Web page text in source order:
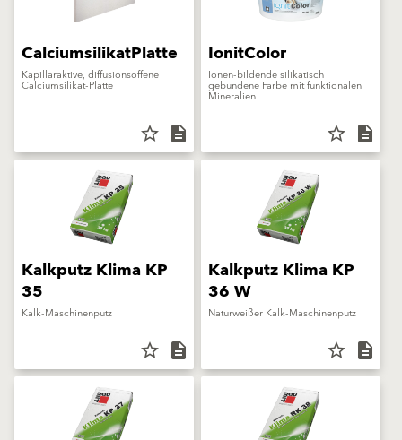
CalciumsilikatPlatte
Kapillaraktive, diffusionsoffene
Calciumsilikat-Platte
star_border description
IonitColor
Ionen-bildende silikatisch
gebundene Farbe mit funktionalen
Mineralien
star_border description
Kalkputz Klima KP
35
Kalk-Maschinenputz
star_border description
Kalkputz Klima KP
36 W
Naturweißer Kalk-Maschinenputz
star_border description